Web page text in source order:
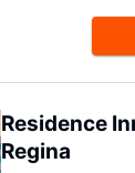
Residence
Regina